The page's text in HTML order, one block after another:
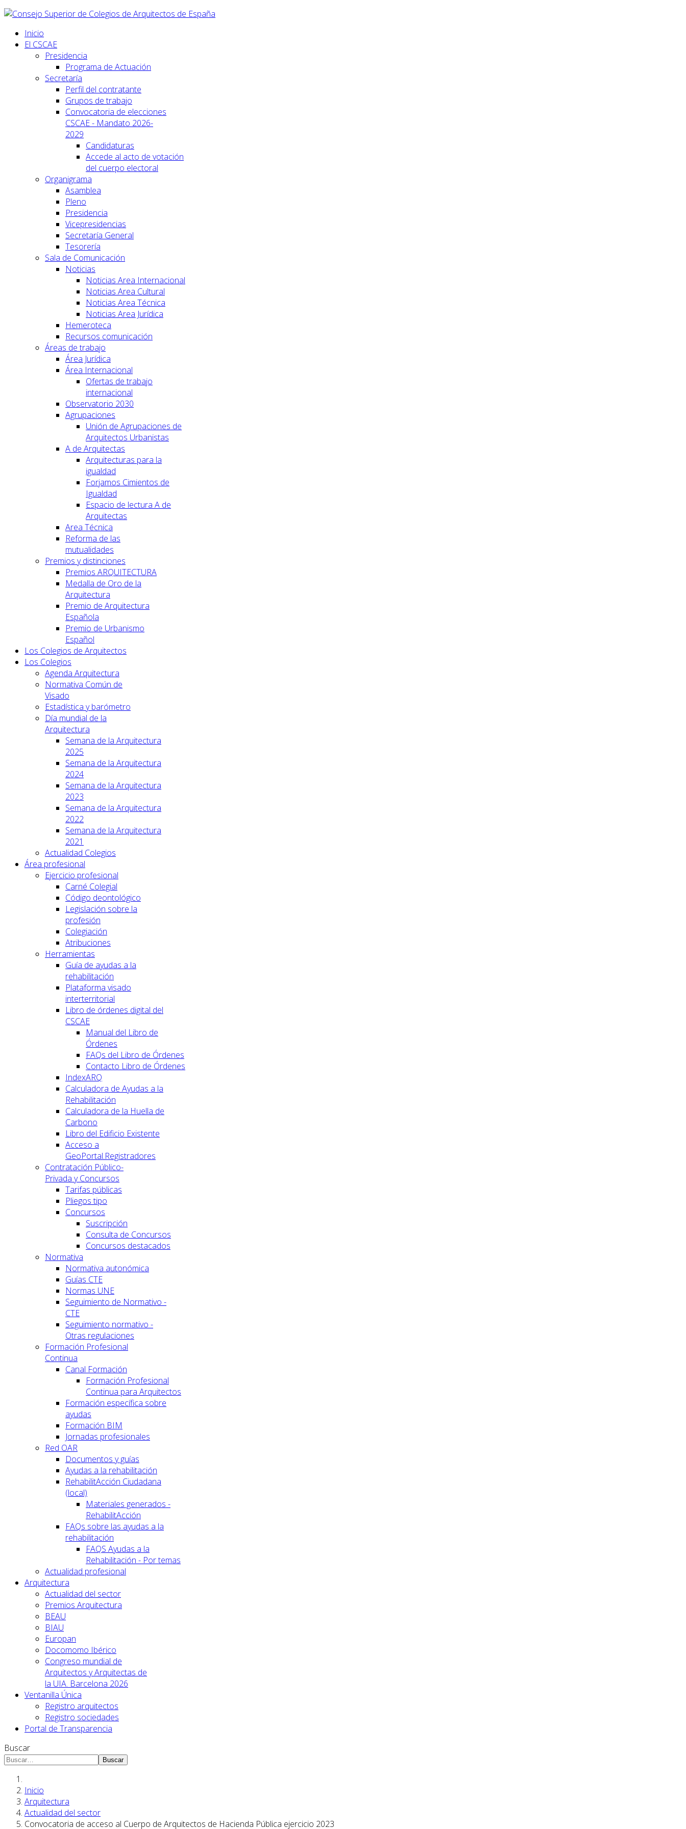
Inicio
El CSCAE
Presidencia
Programa de Actuación
Secretaría
Perfil del contratante
Grupos de trabajo
Convocatoria de elecciones
CSCAE - Mandato 2026-
2029
Candidaturas
Accede al acto de votación
del cuerpo electoral
Organigrama
Asamblea
Pleno
Presidencia
Vicepresidencias
Secretaría General
Tesorería
Sala de Comunicación
Noticias
Noticias Area Internacional
Noticias Area Cultural
Noticias Area Técnica
Noticias Area Jurídica
Hemeroteca
Recursos comunicación
Áreas de trabajo
Área Jurídica
Área Internacional
Ofertas de trabajo
internacional
Observatorio 2030
Agrupaciones
Unión de Agrupaciones de
Arquitectos Urbanistas
A de Arquitectas
Arquitecturas para la
igualdad
Forjamos Cimientos de
Igualdad
Espacio de lectura A de
Arquitectas
Area Técnica
Reforma de las
mutualidades
Premios y distinciones
Premios ARQUITECTURA
Medalla de Oro de la
Arquitectura
Premio de Arquitectura
Española
Premio de Urbanismo
Español
Los Colegios de Arquitectos
Los Colegios
Agenda Arquitectura
Normativa Común de
Visado
Estadística y barómetro
Día mundial de la
Arquitectura
Semana de la Arquitectura
2025
Semana de la Arquitectura
2024
Semana de la Arquitectura
2023
Semana de la Arquitectura
2022
Semana de la Arquitectura
2021
Actualidad Colegios
Área profesional
Ejercicio profesional
Carné Colegial
Código deontológico
Legislación sobre la
profesión
Colegiación
Atribuciones
Herramientas
Guía de ayudas a la
rehabilitación
Plataforma visado
interterritorial
Libro de órdenes digital del
CSCAE
Manual del Libro de
Órdenes
FAQs del Libro de Órdenes
Contacto Libro de Órdenes
IndexARQ
Calculadora de Ayudas a la
Rehabilitación
Calculadora de la Huella de
Carbono
Libro del Edificio Existente
Acceso a
GeoPortal.Registradores
Contratación Público-
Privada y Concursos
Tarifas públicas
Pliegos tipo
Concursos
Suscripción
Consulta de Concursos
Concursos destacados
Normativa
Normativa autonómica
Guías CTE
Normas UNE
Seguimiento de Normativo -
CTE
Seguimiento normativo -
Otras regulaciones
Formación Profesional
Continua
Canal Formación
Formación Profesional
Continua para Arquitectos
Formación específica sobre
ayudas
Formación BIM
Jornadas profesionales
Red OAR
Documentos y guías
Ayudas a la rehabilitación
RehabilitAcción Ciudadana
(local)
Materiales generados -
RehabilitAcción
FAQs sobre las ayudas a la
rehabilitación
FAQS Ayudas a la
Rehabilitación - Por temas
Actualidad profesional
Arquitectura
Actualidad del sector
Premios Arquitectura
BEAU
BIAU
Europan
Docomomo Ibérico
Congreso mundial de
Arquitectos y Arquitectas de
la UIA. Barcelona 2026
Ventanilla Única
Registro arquitectos
Registro sociedades
Portal de Transparencia
Buscar
Buscar
Inicio
Arquitectura
Actualidad del sector
Convocatoria de acceso al Cuerpo de Arquitectos de Hacienda Pública ejercicio 2023